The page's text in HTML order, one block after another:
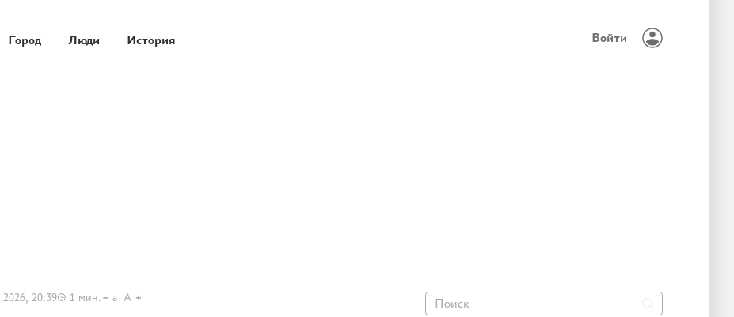
Город Люди История Войти
20:39 1 мин. a A